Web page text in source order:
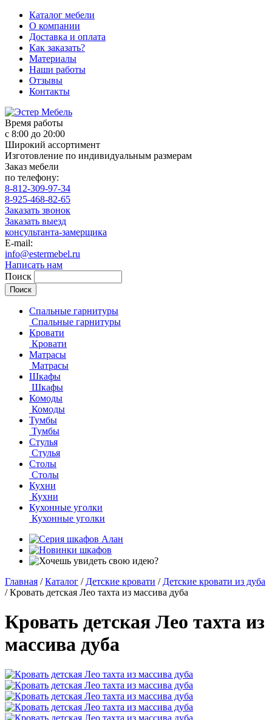
Каталог мебели
О компании
Доставка и оплата
Как заказать?
Материалы
Наши работы
Отзывы
Контакты
Время работы
с 8:00 до 20:00
Широкий ассортимент
Изготовление по индивидуальным размерам
Заказ мебели
по телефону:
8-812-309-97-34
8-925-468-82-65
Заказать звонок
Заказать выезд
консультанта-замерщика
E-mail:
info@estermebel.ru
Написать нам
Поиск
Спальные гарнитуры
Спальные гарнитуры
Кровати
Кровати
Матрасы
Матрасы
Шкафы
Шкафы
Комоды
Комоды
Тумбы
Тумбы
Стулья
Стулья
Столы
Столы
Кухни
Кухни
Кухонные уголки
Кухонные уголки
Главная / Каталог / Детские кровати / Детские кровати из дуба
/ Кровать детская Лео тахта из массива дуба
Кровать детская Лео тахта из
массива дуба